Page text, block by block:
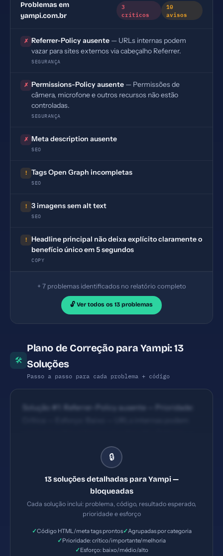
Problemas em
yampi.com.br
3
críticos
10
avisos
✗ Referrer-Policy ausente — URLs internas podem
vazar para sites externos via cabeçalho Referrer.
SEGURANÇA
✗ Permissions-Policy ausente — Permissões de
câmera, microfone e outros recursos não estão
controladas.
SEGURANÇA
✗ Meta description ausente
SEO
! Tags Open Graph incompletas
SEO
! 3 imagens sem alt text
SEO
!
Headline principal não deixa explícito claramente o
benefício único em 5 segundos
COPY
+ 7 problemas identificados no relatório completo
🔓 Ver todos os 13 problemas
🛠
Plano de Correção para Yampi: 13
Soluções
Passo a passo para cada problema + código
Solução #1: Referrer-Policy ausente — Prioridade:
Solução #2: Permissions-Policy ausente —
Prioridade: Crítica — Esforço: Baixo — Permissões
controladas. — Solução #3: Meta description
ausente — Prioridade: Importante — Esforço: Baixo
🔒
13 soluções detalhadas para Yampi —
bloqueadas
Cada solução inclui: problema, código, resultado esperado,
prioridade e esforço
✓Código HTML/meta tags prontos✓Agrupadas por categoria
✓Prioridade: crítico/importante/melhoria
✓Esforço: baixo/médio/alto